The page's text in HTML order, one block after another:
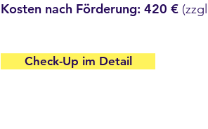
Kosten nach Förderung: 420 €
Check-Up im Detail